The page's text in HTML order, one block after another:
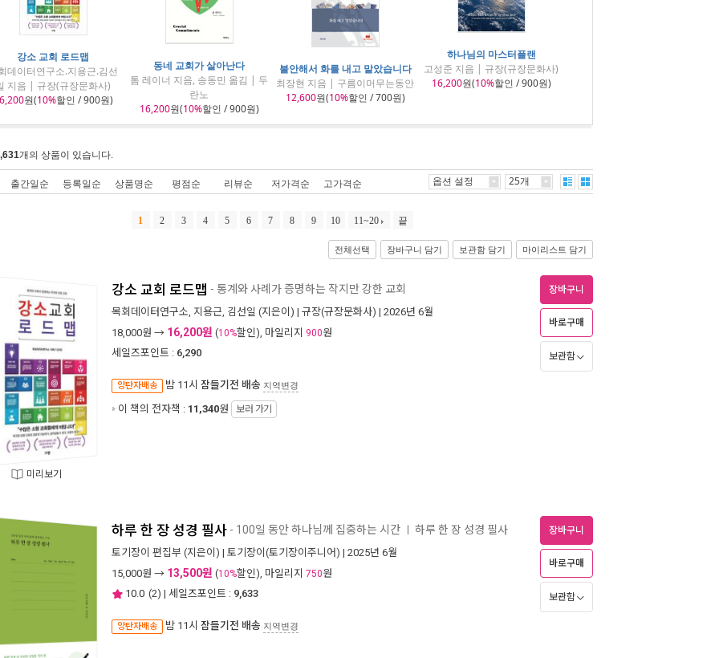
강소 교회 로드맵
데이터연구소.지용근.김선
지음 | 규장(규장문화사)
원(10%할인 / 900원)
동네 교회가 살아난다
톰 레이너 지음, 송동민 옮김 | 두
란노
16,200원(10%할인 / 900원)
불안해서 화를 내고 말았습니다
최장현 지음 | 구름이머무는동안
12,600원(10%할인 / 700원)
하나님의 마스터플랜
고성준 지음 | 규장(규장문화사)
16,200원(10%할인 / 900원)
개의 상품이 있습니다.
출간일순 등록일순 상품명순 평점순 리뷰순 저가격순 고가격순 옵션 설정 25개
1 2 3 4 5 6 7 8 9 10 11~20 끝
전체선택 장바구니 담기 보관함 담기 마이리스트 담기
미리보기
강소 교회 로드맵 - 통계와 사례가 증명하는 작지만 강한 교회
목회데이터연구소, 지용근, 김선일 (지은이) | 규장(규장문화사) | 2026년 6월
18,000원 → 16,200원 (10%할인), 마일리지 900원
세일즈포인트 : 6,290
양탄자배송 밤 11시 잠들기전 배송 지역변경
이 책의 전자책 : 11,340원 보러 가기
장바구니
바로구매
보관함
하루 한 장 성경 필사 - 100일 동안 하나님께 집중하는 시간 하루 한 장 성경 필사
토기장이 편집부 (지은이) | 토기장이(토기장이주니어) | 2025년 6월
15,000원 → 13,500원 (10%할인), 마일리지 750원
10.0 (2) | 세일즈포인트 : 9,633
양탄자배송 밤 11시 잠들기전 배송 지역변경
장바구니
바로구매
보관함